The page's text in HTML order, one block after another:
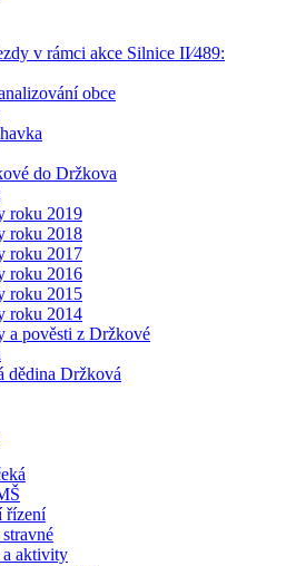
v rámci akce Silnice II⁄489:
obce
do Držkova
roku 2019
roku 2018
roku 2017
roku 2016
roku 2015
roku 2014
a pověsti z Držkové
dědina Držková
řízení
aktivity